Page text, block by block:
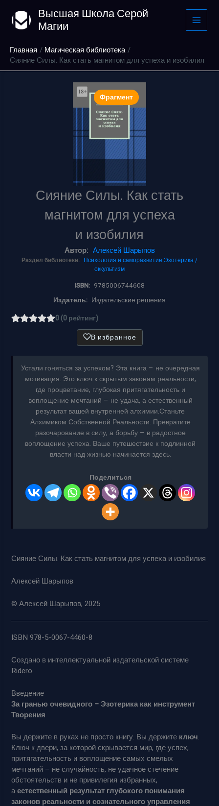
содержимому
Высшая Школа Серой
Магии
Главная
Магическая библиотека
Сияние Силы. Как стать магнитом для успеха и изобилия
Фрагмент
Сияние Силы. Как стать
магнитом для успеха
и изобилия
Автор: Алексей Шарыпов
Раздел библиотеки: Психология и саморазвитие Эзотерика /
оккультизм
ISBN: 9785006744608
Издатель: Издательские решения
0 (0 рейтинг)
В избранное
Устали гоняться за успехом? Эта книга – не очередная
мотивация. Это ключ к скрытым законам реальности,
где процветание, глубокая притягательность и
воплощение мечтаний – не удача, а естественный
результат вашей внутренней алхимии.Станьте
Алхимиком Собственной Реальности. Превратите
разочарование в силу, а борьбу – в радостное
воплощение успеха. Ваше путешествие к подлинной
власти над жизнью начинается здесь.
Поделиться
Сияние Силы. Как стать магнитом для успеха и изобилия
Алексей Шарыпов
© Алексей Шарыпов, 2025
ISBN 978-5-0067-4460-8
Создано в интеллектуальной издательской системе
Ridero
Введение
За гранью очевидного – Эзотерика как инструмент
Творения
Вы держите в руках не просто книгу. Вы держите ключ.
Ключ к двери, за которой скрывается мир, где успех,
притягательность и воплощение самых смелых
мечтаний – не случайность, не удачное стечение
обстоятельств и не привилегия избранных,
аестественный результат глубокого понимания
законов реальности и сознательного управления